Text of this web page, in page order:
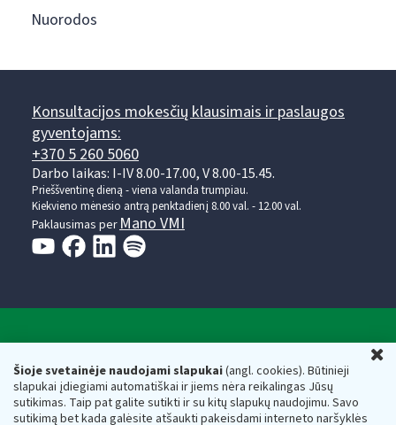
Šioje svetainėje naudojami slapukai(angl. cookies). Būtinieji
slapukai įdiegiami automatiškai ir jiems nėra reikalingas Jūsų
sutikimas. Taip pat galite sutikti ir su kitų slapukų naudojimu. Savo
sutikimą bet kada galėsite atšaukti pakeisdami interneto naršyklės
Nuorodos
Konsultacijos mokesčių klausimais ir paslaugos
gyventojams:
+370 5 260 5060
Darbo laikas: I-IV 8.00-17.00, V 8.00-15.45.
Prieššventinę dieną - viena valanda trumpiau.
Kiekvieno mėnesio antrą penktadienį 8.00 val. - 12.00 val.
Paklausimas per Mano VMI
Respublikos finansų ministerijos
Biudžetinė įstaiga. Juridinio asmens kodas — 188659752,
adresas: Vasario 16-osios g. 14, 01107 Vilnius, Lietuva, el.paštas: